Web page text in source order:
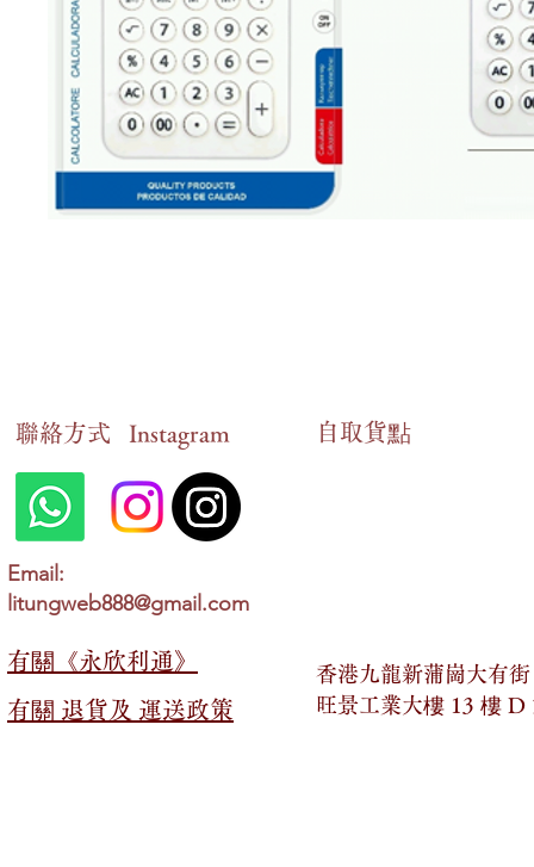
​聯絡方式 Instagram
Email:
litungweb888@gmail.com
有關​​《永欣利通》
有關​​ 退貨及 運送政策
自​取貨點
香港九龍新蒲崗大有
旺景工業大樓 13 樓 D